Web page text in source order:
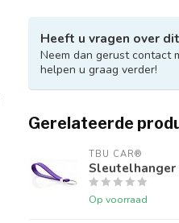
Heeft u vragen over
Neem dan gerust contact
helpen u graag verder!
Gerelateerde
TBU CAR®
Sleutelhanger
Op voorraad